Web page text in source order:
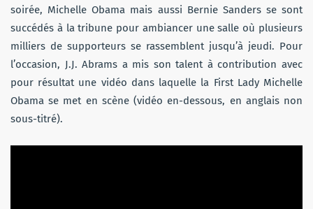
soirée, Michelle Obama mais aussi Bernie Sanders se sont
succédés à la tribune pour ambiancer une salle où plusieurs
milliers de supporteurs se rassemblent jusqu’à jeudi. Pour
l’occasion, J.J. Abrams a mis son talent à contribution avec
pour résultat une vidéo dans laquelle la First Lady Michelle
Obama se met en scène (vidéo en-dessous, en anglais non
sous-titré).